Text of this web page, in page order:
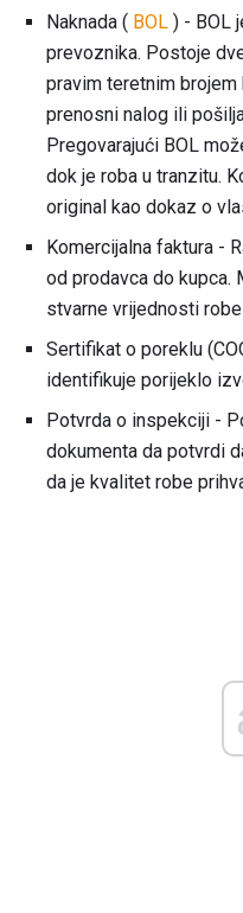
Naknada ( BOL ) - BOL
prevoznika. Postoje
pravim teretnim brojem
prenosni nalog ili
Pregovarajući BOL
dok je roba u tranzitu.
original kao dokaz o
Komercijalna faktura -
od prodavca do
stvarne vrijednosti
Sertifikat o poreklu
identifikuje porijeklo
Potvrda o inspekciji -
dokumenta da potvrdi
da je kvalitet robe